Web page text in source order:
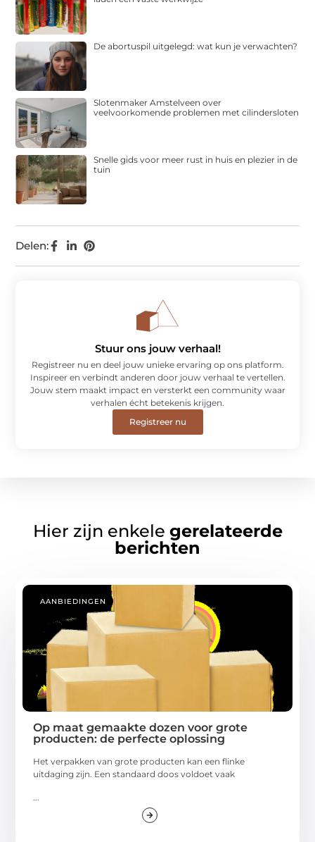
Delen:
De abortuspil uitgelegd: wat kun je verwachten?
Slotenmaker Amstelveen over
veelvoorkomende problemen met cilindersloten
Snelle gids voor meer rust in huis en plezier in de
tuin
Stuur ons jouw verhaal!
Registreer nu en deel jouw unieke ervaring op ons platform.
Inspireer en verbindt anderen door jouw verhaal te vertellen.
Jouw stem maakt impact en versterkt een community waar
verhalen écht betekenis krijgen.
Registreer nu
Hier zijn enkele gerelateerde
berichten
AANBIEDINGEN
Op maat gemaakte dozen voor grote
producten: de perfecte oplossing
Het verpakken van grote producten kan een flinke
uitdaging zijn. Een standaard doos voldoet vaak